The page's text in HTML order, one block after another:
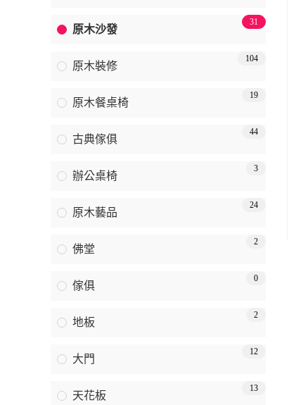
原木沙發
31
原木裝修
104
原木餐桌椅
19
古典傢俱
44
辦公桌椅
3
原木藝品
24
佛堂
2
傢俱
0
地板
2
大門
12
天花板
13